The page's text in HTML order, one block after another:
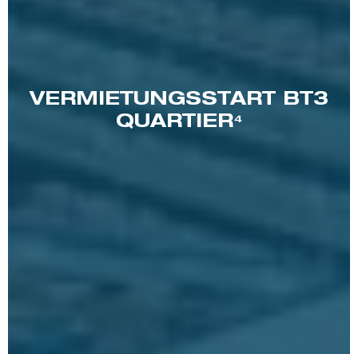
VERMIETUNGSSTART BT3
QUARTIER⁴